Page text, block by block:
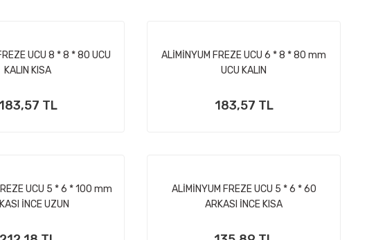
UCU 8 * 8 * 80 UCU
KALIN KISA
183,57 TL
ALİMİNYUM FREZE UCU 6 * 8 * 80 mm
UCU KALIN
183,57 TL
UCU 5 * 6 * 100 mm
İNCE UZUN
ALİMİNYUM FREZE UCU 5 * 6 * 60
ARKASI İNCE KISA